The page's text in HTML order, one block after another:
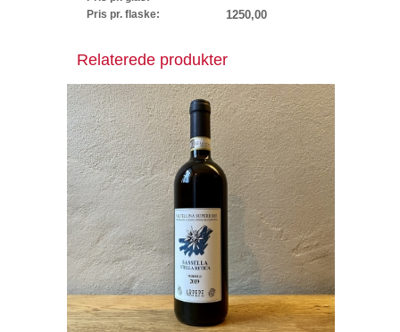
Pris pr. flaske:
1250,00
Relaterede produkter